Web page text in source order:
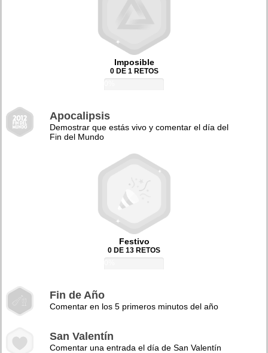
Imposible
0 DE 1 RETOS
Apocalipsis
Demostrar que estás vivo y comentar el día del
Fin del Mundo
Festivo
0 DE 13 RETOS
Fin de Año
Comentar en los 5 primeros minutos del año
San Valentín
Comentar una entrada el día de San Valentín